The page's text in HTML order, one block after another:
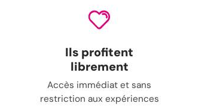
Ils profitent
librement
Accès immédiat et sans
restriction aux expériences